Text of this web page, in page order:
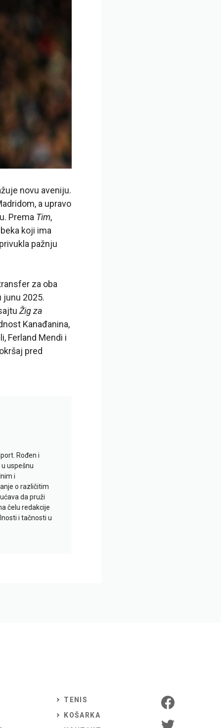
novu aveniju.
a upravo
Prema Tim,
koji ima
pažnju
za oba
junu 2025.
Žig za
Kanađanina,
Ferland Mendi i
pred
Rođen i
uspešnu
i
o različitim
da pruži
čelu redakcije
i tačnosti u
TENIS
KOŠARKA